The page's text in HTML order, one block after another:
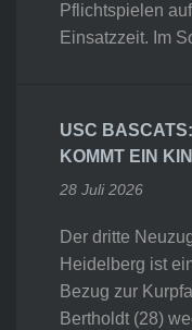
Pflichtspielen
Einsatzzeit. Im
USC
KOMMT EIN
28 Juli 2026
Der dritte
Heidelberg ist
Bezug zur
Bertholdt (28)